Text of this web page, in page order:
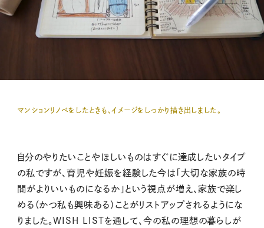
マンションリノベをしたときも、イメージをしっかり描き出しました。
自分のやりたいことやほしいものはすぐに達成したいタイプ
の私ですが、育児や妊娠を経験した今は「大切な家族の時
間がよりいいものになるか」という視点が増え、家族で楽し
める（かつ私も興味ある）ことがリストアップされるようにな
りました。WISH LISTを通して、今の私の理想の暮らしが